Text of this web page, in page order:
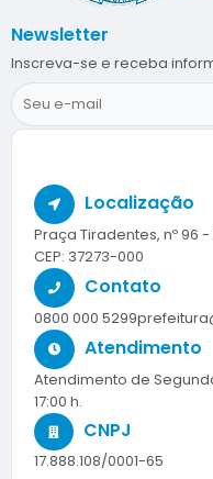
Localização
Praça Tiradentes, nº 96
CEP: 37273-000
Contato
0800 000 5299
Atendimento
Atendimento de
17:00 h.
CNPJ
17.888.108/0001-65
Newsletter
Inscreva-se e receba